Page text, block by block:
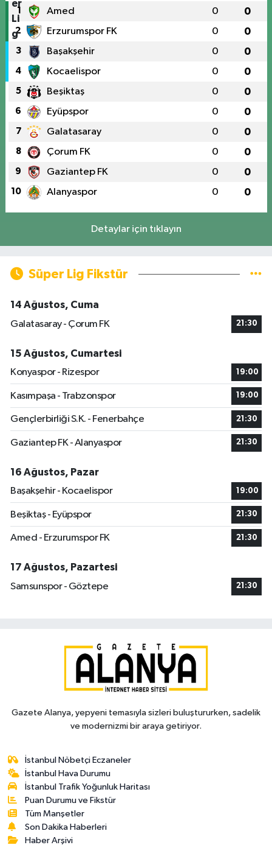
1 Amed 0 0
2 Erzurumspor FK 0 0
3 Başakşehir 0 0
4 Kocaelispor 0 0
5 Beşiktaş 0 0
6 Eyüpspor 0 0
7 Galatasaray 0 0
8 Çorum FK 0 0
9 Gaziantep FK 0 0
10 Alanyaspor 0 0
Detaylar için tıklayın
Süper Lig Fikstür
14 Ağustos, Cuma
Galatasaray - Çorum FK
21:30
15 Ağustos, Cumartesi
Konyaspor - Rizespor
19:00
Kasımpaşa - Trabzonspor 19:00
Gençlerbirliği S.K. - Fenerbahçe 21:30
Gaziantep FK - Alanyaspor 21:30
16 Ağustos, Pazar
Başakşehir - Kocaelispor
19:00
Beşiktaş - Eyüpspor 21:30
Amed - Erzurumspor FK 21:30
17 Ağustos, Pazartesi
Samsunspor - Göztepe
21:30
Gazete Alanya, yepyeni temasıyla sizleri buluştururken, sadelik
ve modernizmi bir araya getiriyor.
İstanbul Nöbetçi Eczaneler
İstanbul Hava Durumu
İstanbul Trafik Yoğunluk Haritası
Puan Durumu ve Fikstür
Tüm Manşetler
Son Dakika Haberleri
Haber Arşivi